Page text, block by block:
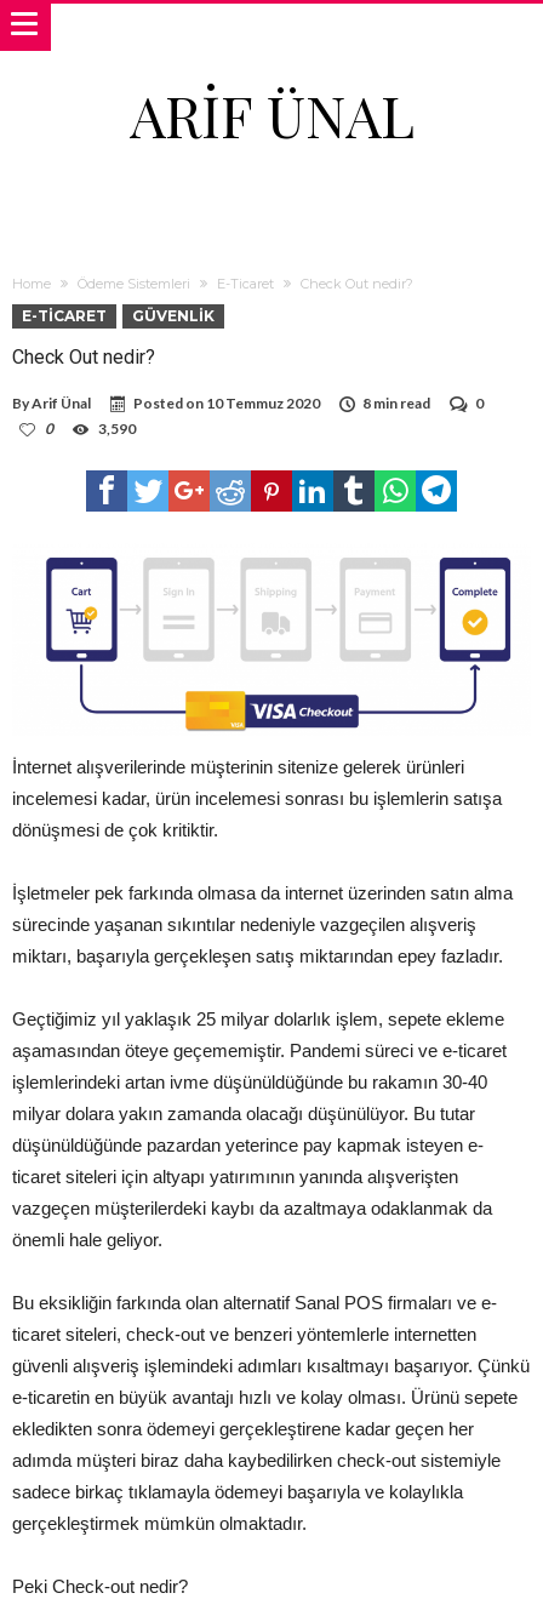
ARIF ÜNAL
Home Ödeme Sistemleri E-Ticaret Check Out nedir?
E-TICARET GÜVENLIK
Check Out nedir?
ByArif Ünal Posted on 10 Temmuz 2020 8 min read
0
0
3,590
İnternet alışverilerinde müşterinin sitenize gelerek ürünleri
incelemesi kadar, ürün incelemesi sonrası bu işlemlerin satışa
dönüşmesi de çok kritiktir.
İşletmeler pek farkında olmasa da internet üzerinden satın alma
sürecinde yaşanan sıkıntılar nedeniyle vazgeçilen alışveriş
miktarı, başarıyla gerçekleşen satış miktarından epey fazladır.
Geçtiğimiz yıl yaklaşık 25 milyar dolarlık işlem, sepete ekleme
aşamasından öteye geçememiştir. Pandemi süreci ve e-ticaret
işlemlerindeki artan ivme düşünüldüğünde bu rakamın 30-40
milyar dolara yakın zamanda olacağı düşünülüyor. Bu tutar
düşünüldüğünde pazardan yeterince pay kapmak isteyen e-
ticaret siteleri için altyapı yatırımının yanında alışverişten
vazgeçen müşterilerdeki kaybı da azaltmaya odaklanmak da
önemli hale geliyor.
Bu eksikliğin farkında olan alternatif Sanal POS firmaları ve e-
ticaret siteleri, check-out ve benzeri yöntemlerle internetten
güvenli alışveriş işlemindeki adımları kısaltmayı başarıyor. Çünkü
e-ticaretin en büyük avantajı hızlı ve kolay olması. Ürünü sepete
ekledikten sonra ödemeyi gerçekleştirene kadar geçen her
adımda müşteri biraz daha kaybedilirken check-out sistemiyle
sadece birkaç tıklamayla ödemeyi başarıyla ve kolaylıkla
gerçekleştirmek mümkün olmaktadır.
Peki Check-out nedir?